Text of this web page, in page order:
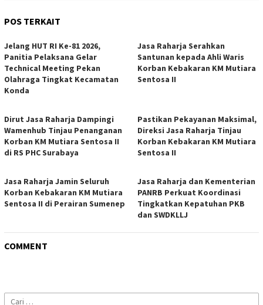
POS TERKAIT
Jelang HUT RI Ke-81 2026,
Panitia Pelaksana Gelar
Technical Meeting Pekan
Olahraga Tingkat Kecamatan
Konda
Jasa Raharja Serahkan
Santunan kepada Ahli Waris
Korban Kebakaran KM Mutiara
Sentosa II
Dirut Jasa Raharja Dampingi
Wamenhub Tinjau Penanganan
Korban KM Mutiara Sentosa II
di RS PHC Surabaya
Pastikan Pekayanan Maksimal,
Direksi Jasa Raharja Tinjau
Korban Kebakaran KM Mutiara
Sentosa II
Jasa Raharja Jamin Seluruh
Korban Kebakaran KM Mutiara
Sentosa II di Perairan Sumenep
Jasa Raharja dan Kementerian
PANRB Perkuat Koordinasi
Tingkatkan Kepatuhan PKB
dan SWDKLLJ
COMMENT
Cari